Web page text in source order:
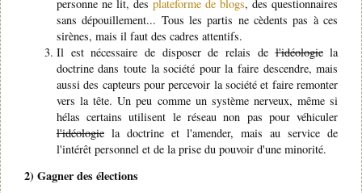
personne ne lit, des plateforme de blogs, des questionnaires
sans dépouillement... Tous les partis ne cèdents pas à ces
sirènes, mais il faut des cadres attentifs.
Il est nécessaire de disposer de relais del'idéologiela
doctrine dans toute la société pour la faire descendre, mais
aussi des capteurs pour percevoir la société et faire remonter
vers la tête. Un peu comme un système nerveux, même si
hélas certains utilisent le réseau non pas pour véhiculer
l'idéologiela doctrine et l'amender, mais au service de
l'intérêt personnel et de la prise du pouvoir d'une minorité.
2) Gagner des élections